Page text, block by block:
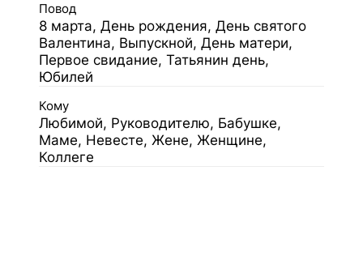
Повод
8 марта, День рождения, День святого
Валентина, Выпускной, День матери,
Первое свидание, Татьянин день,
Юбилей
Кому
Любимой, Руководителю, Бабушке,
Маме, Невесте, Жене, Женщине,
Коллеге